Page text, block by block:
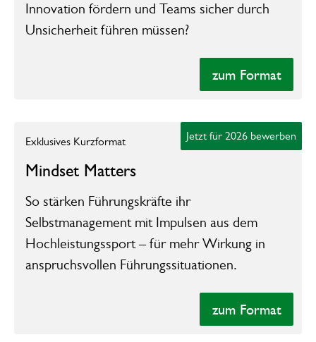
Innovation fördern und Teams sicher durch
Unsicherheit führen müssen?
zum Format
Jetzt für 2026 bewerben
Exklusives Kurzformat
Mindset Matters
So stärken Führungskräfte ihr
Selbstmanagement mit Impulsen aus dem
Hochleistungssport – für mehr Wirkung in
anspruchsvollen Führungssituationen.
zum Format